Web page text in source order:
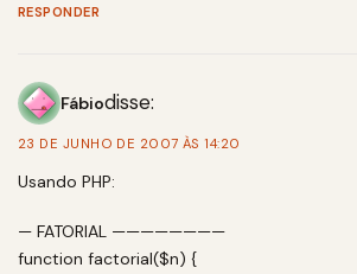
RESPONDER
Fábiodisse:
23 DE JUNHO DE 2007 ÀS 14:20
Usando PHP:
— FATORIAL ————————
function factorial($n) {